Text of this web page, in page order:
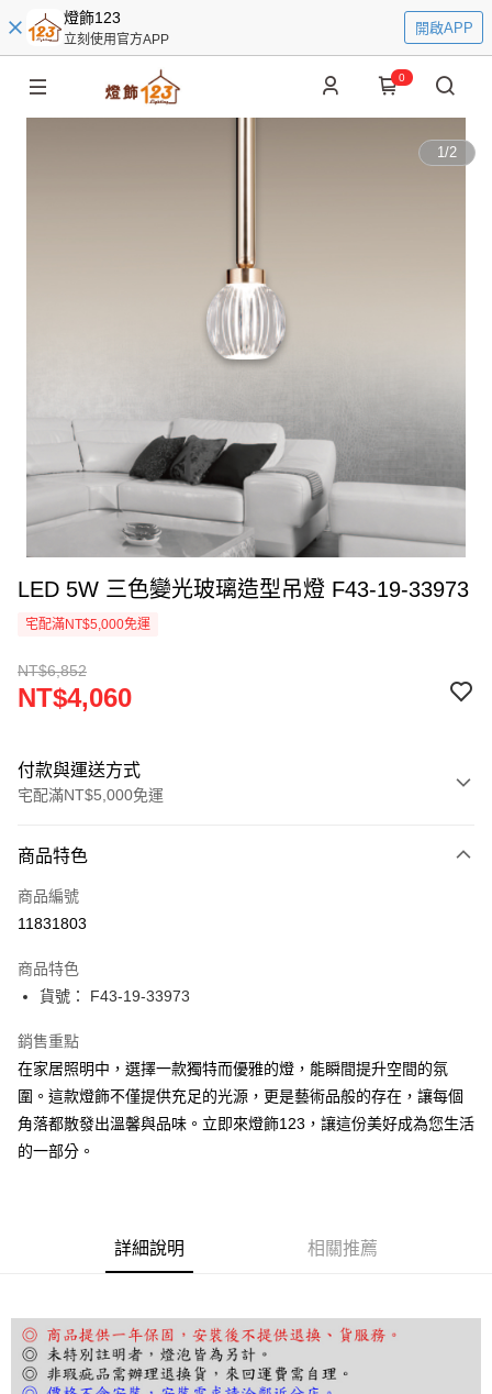
燈飾123
立刻使用官方APP
開啟APP
0
1/2
LED 5W 三色變光玻璃造型吊燈 F43-19-33973
宅配滿NT$5,000免運
NT$6,852
NT$4,060
付款與運送方式
宅配滿NT$5,000免運
信用卡一次付款
LINE Pay
街口支付
悠遊付
Google Pay
全盈+PAY
AFTEE先享後付
【「AFTEE先享後付」結帳流程】
１．於結帳方式選擇「AFTEE先享後付」後，將跳轉至「AFTEE先享後付」
結帳頁面，進行簡訊認證並確認金額後，即可完成結帳。
每筆NT$180，滿NT$5,000(含以上)免運費
商品特色
商品編號
11831803
商品特色
貨號： F43-19-33973
銷售重點
在家居照明中，選擇一款獨特而優雅的燈，能瞬間提升空間的氛
圍。這款燈飾不僅提供充足的光源，更是藝術品般的存在，讓每個
角落都散發出溫馨與品味。立即來燈飾123，讓這份美好成為您生活
的一部分。
詳細說明 相關推薦